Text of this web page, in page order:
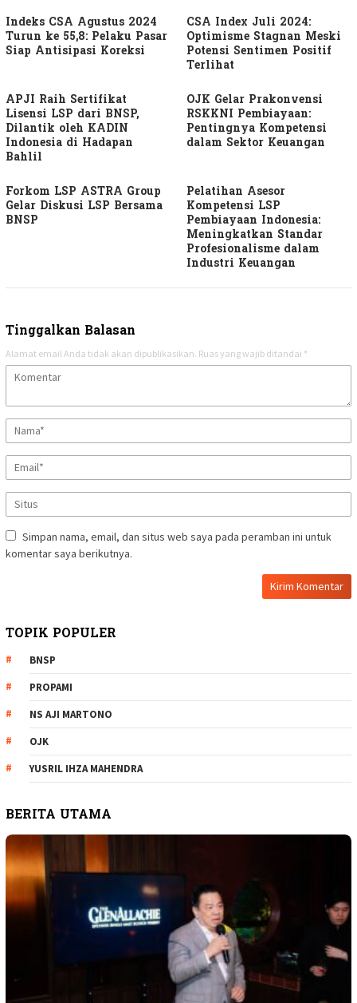
Indeks CSA Agustus 2024
Turun ke 55,8: Pelaku Pasar
Siap Antisipasi Koreksi
CSA Index Juli 2024:
Optimisme Stagnan Meski
Potensi Sentimen Positif
Terlihat
APJI Raih Sertifikat
Lisensi LSP dari BNSP,
Dilantik oleh KADIN
Indonesia di Hadapan
Bahlil
OJK Gelar Prakonvensi
RSKKNI Pembiayaan:
Pentingnya Kompetensi
dalam Sektor Keuangan
Forkom LSP ASTRA Group
Gelar Diskusi LSP Bersama
BNSP
Pelatihan Asesor
Kompetensi LSP
Pembiayaan Indonesia:
Meningkatkan Standar
Profesionalisme dalam
Industri Keuangan
Tinggalkan Balasan
Alamat email Anda tidak akan dipublikasikan. Ruas yang wajib ditandai *
Simpan nama, email, dan situs web saya pada peramban ini untuk
komentar saya berikutnya.
TOPIK POPULER
BNSP
PROPAMI
NS AJI MARTONO
OJK
YUSRIL IHZA MAHENDRA
BERITA UTAMA